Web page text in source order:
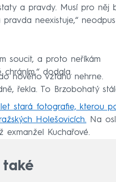
a pravdy. Musí pro něj
neexistuje,“
soucit, a proto neříkám
dodala.
nového vztahu nehrne.
řekla. To Brzobohatý
stará fotografie, kterou
Holešovicích. Na
exmanžel Kuchařové.